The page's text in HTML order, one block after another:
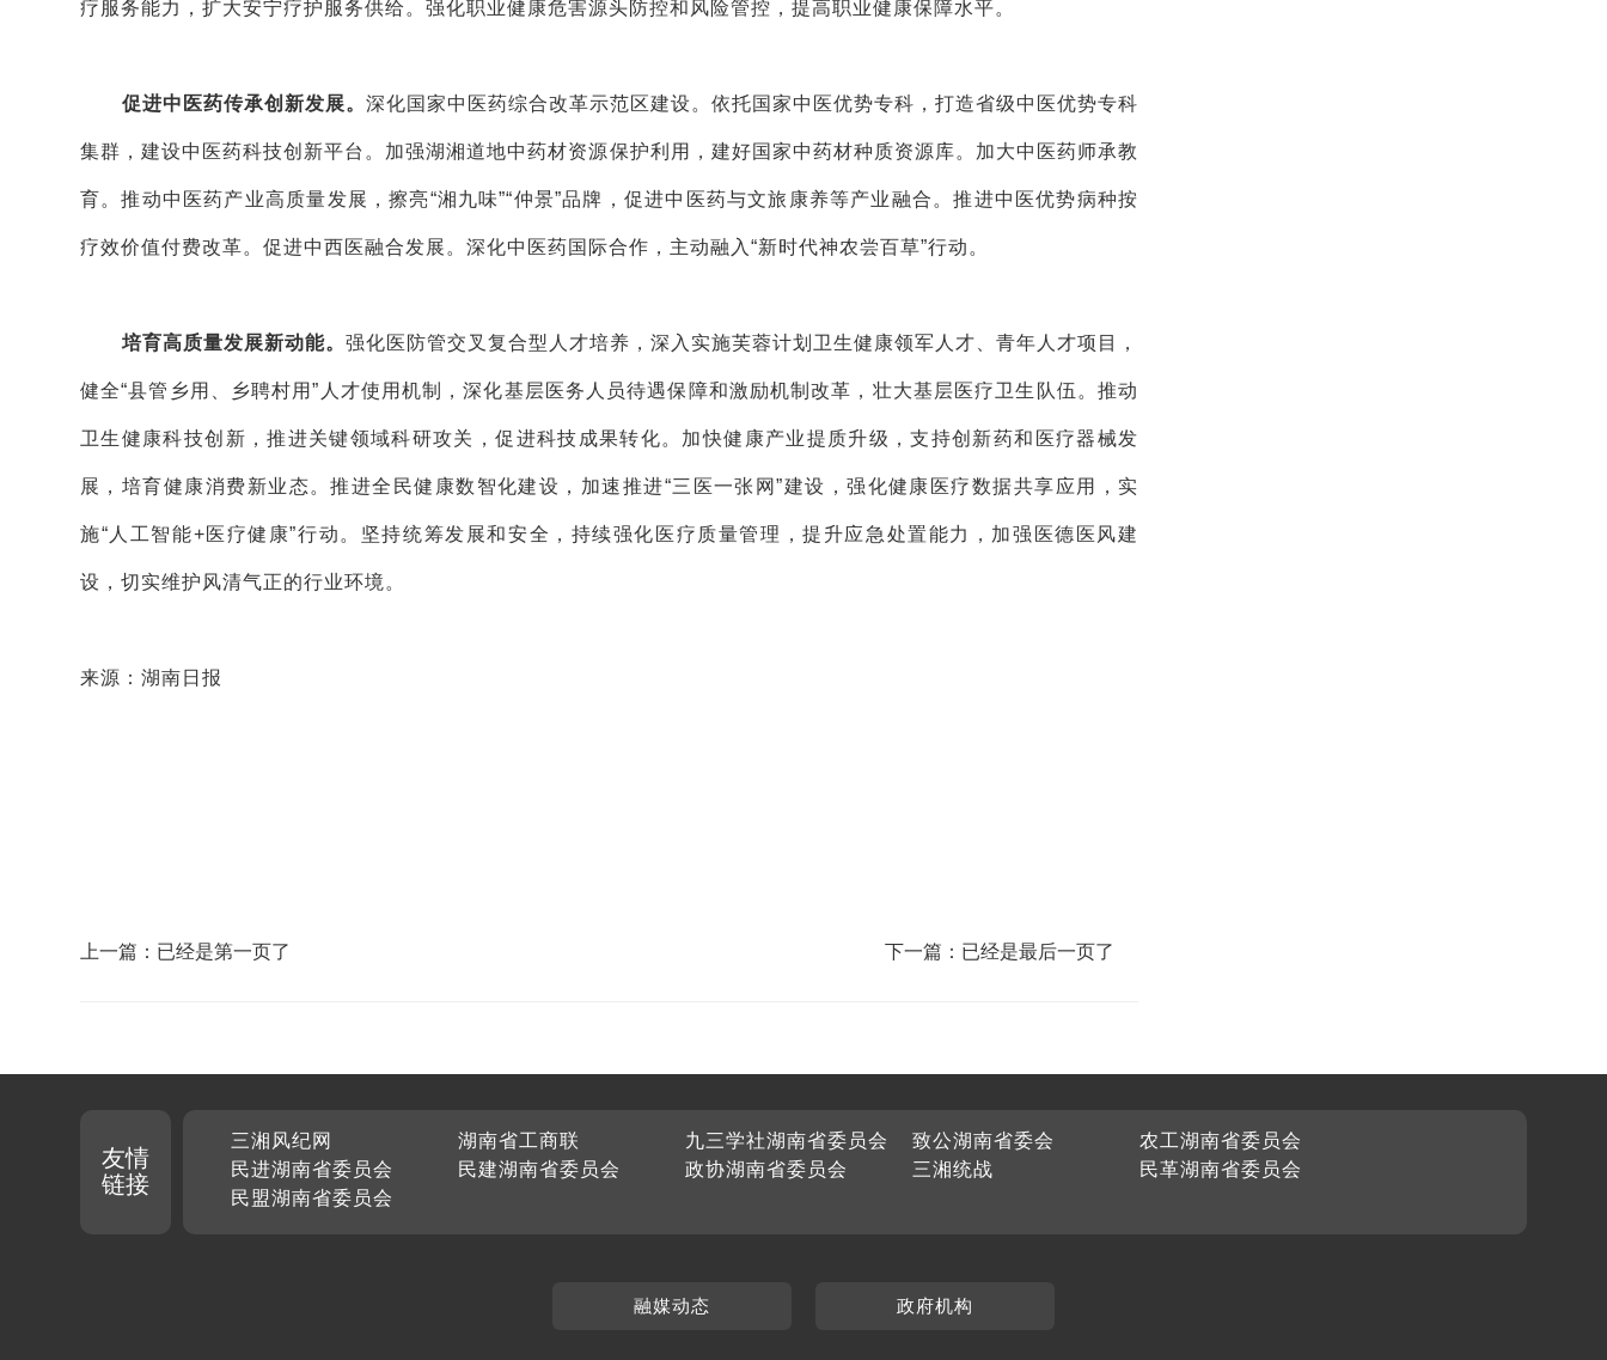
疗服务能力，扩大安宁疗护服务供给。强化职业健康危害源头防控和风险管控，提高职业健康保障水平。
促进中医药传承创新发展。 深化国家中医药综合改革示范区建设。依托国家中医优势专科，打造省级中医优势专科
集群，建设中医药科技创新平台。加强湖湘道地中药材资源保护利用，建好国家中药材种质资源库。加大中医药师承教
育。推动中医药产业高质量发展，擦亮“湘九味”“仲景”品牌，促进中医药与文旅康养等产业融合。推进中医优势病种按
疗效价值付费改革。促进中西医融合发展。深化中医药国际合作，主动融入“新时代神农尝百草”行动。
培育高质量发展新动能。 强化医防管交叉复合型人才培养，深入实施芙蓉计划卫生健康领军人才、青年人才项目，
健全“县管乡用、乡聘村用”人才使用机制，深化基层医务人员待遇保障和激励机制改革，壮大基层医疗卫生队伍。推动
卫生健康科技创新，推进关键领域科研攻关，促进科技成果转化。加快健康产业提质升级，支持创新药和医疗器械发
展，培育健康消费新业态。推进全民健康数智化建设，加速推进“三医一张网”建设，强化健康医疗数据共享应用，实
施“人工智能+医疗健康”行动。坚持统筹发展和安全，持续强化医疗质量管理，提升应急处置能力，加强医德医风建
设，切实维护风清气正的行业环境。
来源：湖南日报
上一篇：已经是第一页了 下一篇：已经是最后一页了
友情
链接
三湘风纪网 湖南省工商联 九三学社湖南省委员会 致公湖南省委会
农工湖南省委员会
民进湖南省委员会
民建湖南省委员会 政协湖南省委员会 三湘统战
民革湖南省委员会
民盟湖南省委员会
融媒动态 政府机构